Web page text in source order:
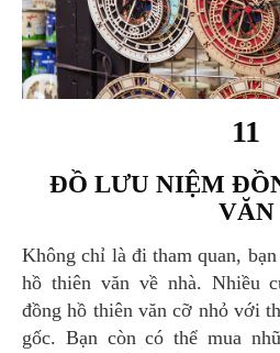
11
ĐỒ LƯU NIỆM ĐỒNG HỒ THIÊN
VĂN
Không chỉ là đi tham quan, bạn cũng có thể mang đồng
hồ thiên văn về nhà. Nhiều
đồng hồ thiên văn cỡ nhỏ với
gốc. Bạn còn có thể mua